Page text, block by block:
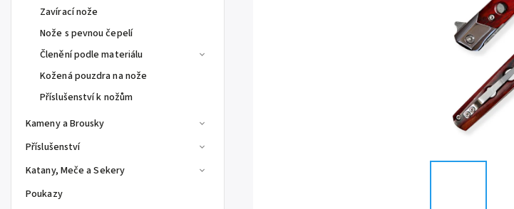
Zavírací nože
Nože s pevnou čepelí
Členění podle materiálu
Kožená pouzdra na nože
Příslušenství k nožům
Kameny a Brousky
Příslušenství
Katany, Meče a Sekery
Poukazy